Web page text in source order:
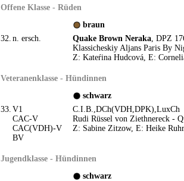
Offene Klasse - Rüden
braun
32. n. ersch. Quake Brown Neraka, DPZ
Klassicheskiy Aljans Paris By
Z: Kateŕina Hudcová, E:
Veteranenklasse - Hündinnen
schwarz
33. V1
CAC-V
CAC(VDH)-V
BV
C.I.B.,DCh(VDH,DPK),LuxCh
Rudi Rüssel von Ziethnereck -
Z: Sabine Zitzow, E: Heike
Jugendklasse - Hündinnen
schwarz